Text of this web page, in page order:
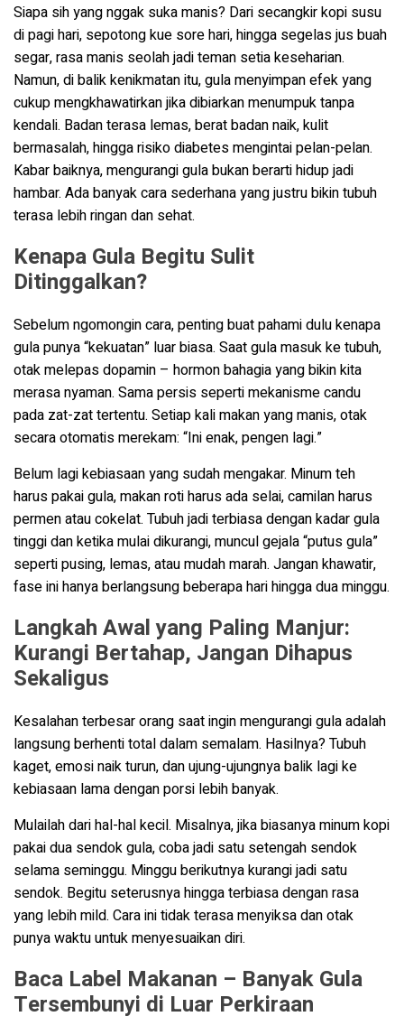
Siapa sih yang nggak suka manis? Dari secangkir kopi susu
di pagi hari, sepotong kue sore hari, hingga segelas jus buah
segar, rasa manis seolah jadi teman setia keseharian.
Namun, di balik kenikmatan itu, gula menyimpan efek yang
cukup mengkhawatirkan jika dibiarkan menumpuk tanpa
kendali. Badan terasa lemas, berat badan naik, kulit
bermasalah, hingga risiko diabetes mengintai pelan-pelan.
Kabar baiknya, mengurangi gula bukan berarti hidup jadi
hambar. Ada banyak cara sederhana yang justru bikin tubuh
terasa lebih ringan dan sehat.
Kenapa Gula Begitu Sulit
Ditinggalkan?
Sebelum ngomongin cara, penting buat pahami dulu kenapa
gula punya “kekuatan” luar biasa. Saat gula masuk ke tubuh,
otak melepas dopamin – hormon bahagia yang bikin kita
merasa nyaman. Sama persis seperti mekanisme candu
pada zat-zat tertentu. Setiap kali makan yang manis, otak
secara otomatis merekam: “Ini enak, pengen lagi.”
Belum lagi kebiasaan yang sudah mengakar. Minum teh
harus pakai gula, makan roti harus ada selai, camilan harus
permen atau cokelat. Tubuh jadi terbiasa dengan kadar gula
tinggi dan ketika mulai dikurangi, muncul gejala “putus gula”
seperti pusing, lemas, atau mudah marah. Jangan khawatir,
fase ini hanya berlangsung beberapa hari hingga dua minggu.
Langkah Awal yang Paling Manjur:
Kurangi Bertahap, Jangan Dihapus
Sekaligus
Kesalahan terbesar orang saat ingin mengurangi gula adalah
langsung berhenti total dalam semalam. Hasilnya? Tubuh
kaget, emosi naik turun, dan ujung-ujungnya balik lagi ke
kebiasaan lama dengan porsi lebih banyak.
Mulailah dari hal-hal kecil. Misalnya, jika biasanya minum kopi
pakai dua sendok gula, coba jadi satu setengah sendok
selama seminggu. Minggu berikutnya kurangi jadi satu
sendok. Begitu seterusnya hingga terbiasa dengan rasa
yang lebih mild. Cara ini tidak terasa menyiksa dan otak
punya waktu untuk menyesuaikan diri.
Baca Label Makanan – Banyak Gula
Tersembunyi di Luar Perkiraan